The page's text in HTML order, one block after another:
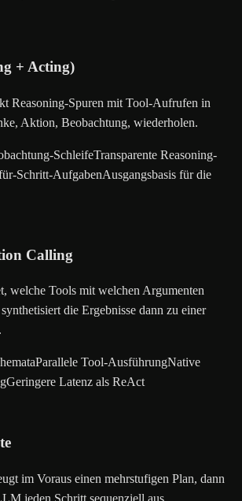
+ Acting)
Reasoning-Spuren mit Tool-Aufrufen in
Aktion, Beobachtung, wiederholen.
SchleifeTransparente Reasoning-
Schritt-AufgabenAusgangsbasis für die
Calling
welche Tools mit welchen Argumenten
die Ergebnisse dann zu einer
Parallele Tool-AusführungNative
Geringere Latenz als ReAct
im Voraus einen mehrstufigen Plan, dann
jeden Schritt sequenziell aus.